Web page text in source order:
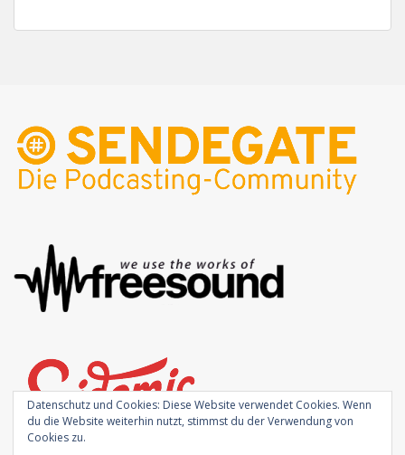
Datenschutz und Cookies: Diese Website verwendet Cookies. Wenn
du die Website weiterhin nutzt, stimmst du der Verwendung von
Cookies zu.